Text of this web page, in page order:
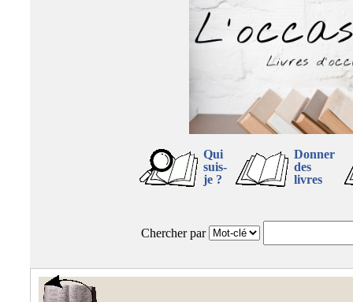
Qui
suis-
je ?
Donner
des
livres
Chercher par